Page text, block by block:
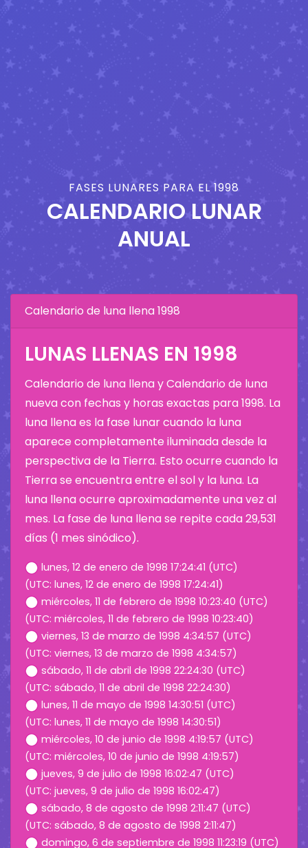
FASES LUNARES PARA EL 1998
CALENDARIO LUNAR
ANUAL
Calendario de luna llena 1998
LUNAS LLENAS EN 1998
Calendario de luna llena y Calendario de luna
nueva con fechas y horas exactas para 1998. La
luna llena es la fase lunar cuando la luna
aparece completamente iluminada desde la
perspectiva de la Tierra. Esto ocurre cuando la
Tierra se encuentra entre el sol y la luna. La
luna llena ocurre aproximadamente una vez al
mes. La fase de luna llena se repite cada 29,531
días (1 mes sinódico).
lunes, 12 de enero de 1998 17:24:41 (UTC)
(UTC: lunes, 12 de enero de 1998 17:24:41)
miércoles, 11 de febrero de 1998 10:23:40 (UTC)
(UTC: miércoles, 11 de febrero de 1998 10:23:40)
viernes, 13 de marzo de 1998 4:34:57 (UTC)
(UTC: viernes, 13 de marzo de 1998 4:34:57)
sábado, 11 de abril de 1998 22:24:30 (UTC)
(UTC: sábado, 11 de abril de 1998 22:24:30)
lunes, 11 de mayo de 1998 14:30:51 (UTC)
(UTC: lunes, 11 de mayo de 1998 14:30:51)
miércoles, 10 de junio de 1998 4:19:57 (UTC)
(UTC: miércoles, 10 de junio de 1998 4:19:57)
jueves, 9 de julio de 1998 16:02:47 (UTC)
(UTC: jueves, 9 de julio de 1998 16:02:47)
sábado, 8 de agosto de 1998 2:11:47 (UTC)
(UTC: sábado, 8 de agosto de 1998 2:11:47)
domingo, 6 de septiembre de 1998 11:23:19 (UTC)